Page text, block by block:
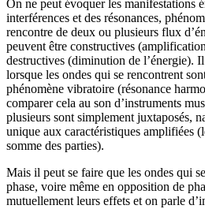
On ne peut évoquer les manifestations
interférences et des résonances,
rencontre de deux ou plusieurs flux
peuvent être constructives
destructives (diminution de l’énergie).
lorsque les ondes qui se rencontrent
phénomène vibratoire (résonance
comparer cela au son d’instruments
plusieurs sont simplement juxtaposés,
unique aux caractéristiques amplifiées
somme des parties).
Mais il peut se faire que les ondes qui
phase, voire même en opposition de
mutuellement leurs effets et on parle